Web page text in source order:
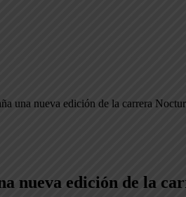
una nueva edición de la carrera
nueva edición de la